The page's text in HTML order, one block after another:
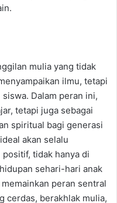
mulia yang tidak
ilmu, tetapi
Dalam peran ini,
tetapi juga sebagai
spiritual bagi generasi
akan selalu
tidak hanya di
sehari-hari anak
peran sentral
cerdas, berakhlak mulia,